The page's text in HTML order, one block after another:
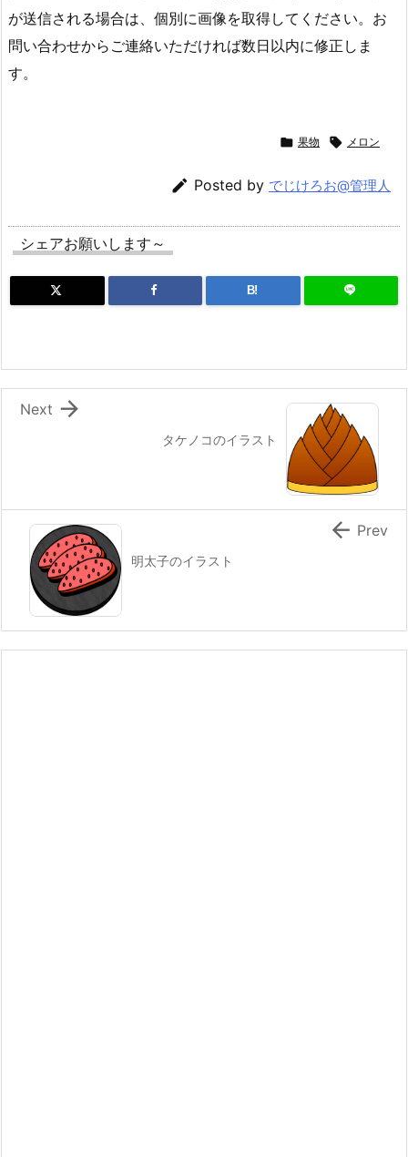
が送信される場合は、個別に画像を取得してください。お
問い合わせからご連絡いただければ数日以内に修正しま
す。
 果物  メロン
 Posted by でじけろお@管理人
シェアお願いします～
B!
タケノコのイラスト

Next
明太子のイラスト
 Prev